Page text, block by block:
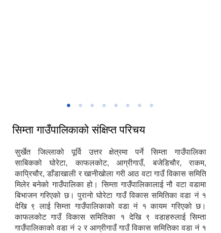
सिम्ता गाउँपालिकाको संक्षिप्त परिचय
सुर्खेत जिल्लाको पूर्वि उत्तर क्षेत्रमा पर्ने सिम्ता गाउँपालिका
साबिकको घोरेटा, काफलकोट, आग्रीगाउँ, बजेडिचौर, राकम,
काप्रिचौर, डाँडाखाली र खानीखोला गरी आठ वटा गाउँ विकास समिति
मिलेर बनेको गाउँपालिका हो। सिम्ता गाउँपालिकालाई नौ वटा वडामा
बिभाजन गरिएको छ। पुरानो घोरेटा गाउँ विकास समितिका वडा नं १
देखि ९ लाई सिम्ता गाउँपालिकाको वडा नं १ कायम गरिएको छ।
काफलकोट गाउँ विकास समितिका १ देखि ९ वडाहरुलाई सिम्ता
गाउँपालिकाको वडा नं २ र आग्रीगाउँ गाउँ विकास समितिका वडा नं १